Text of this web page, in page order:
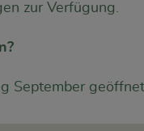
zur Verfügung.
September